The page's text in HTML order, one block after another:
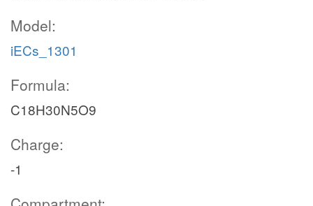
Model:
iECs_1301
Formula:
C18H30N5O9
Charge:
-1